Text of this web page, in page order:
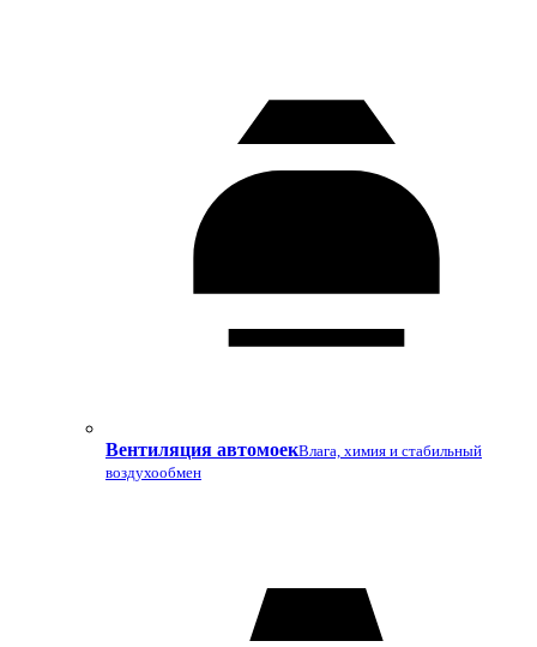
Вентиляция автомоекВлага, химия и стабильный
воздухообмен